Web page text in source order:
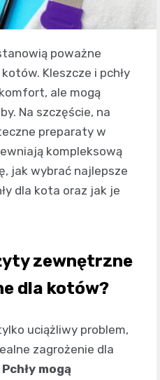
poważne
Kleszcze i pchły
ale mogą
Na szczęście, na
preparaty w
kompleksową
jak wybrać najlepsze
dla kota oraz jak je
zewnętrzne
dla kotów?
uciążliwy problem,
zagrożenie dla
Pchły mogą